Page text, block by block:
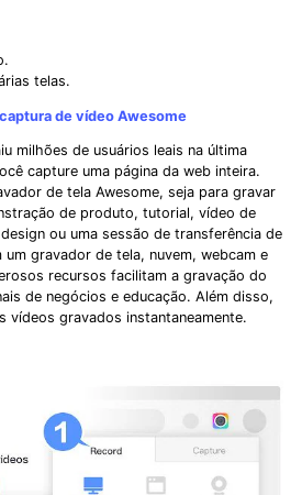
telas.
de vídeo Awesome
milhões de usuários leais na última
capture uma página da web inteira.
de tela Awesome, seja para gravar
de produto, tutorial, vídeo de
ou uma sessão de transferência de
gravador de tela, nuvem, webcam e
recursos facilitam a gravação do
de negócios e educação. Além disso,
vídeos gravados instantaneamente.